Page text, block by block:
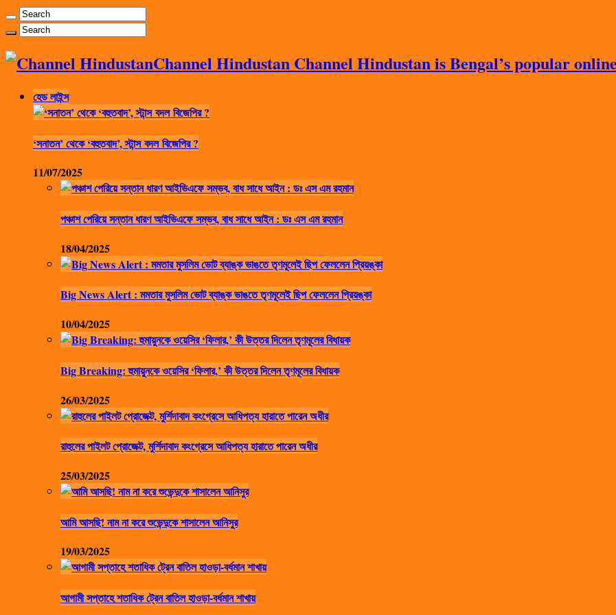
Channel Hindustan Channel Hindustan is Bengal’s popular
হেড লাইন্স
‘সনাতন’ থেকে ‘বহুতবাদ’, স্টান্স বদল বিজেপির ?
11/07/2025
পঞ্চাশ পেরিয়ে সন্তান ধারণ আইভিএফে সম্ভব, বাধ সাধে আইন : ডঃ এস এম রহমান
18/04/2025
Big News Alert : মমতার মুসলিম ভোট ব্যাঙ্ক ভাঙতে তৃণমূলেই ছিপ ফেললেন প্রিয়ঙ্কা
10/04/2025
Big Breaking: হুমায়ুনকে ওয়েসির ‘ফিলার,’ কী উত্তর দিলেন তৃণমূলের বিধায়ক
26/03/2025
রাহুলের পাইলট প্রোজেক্ট, মুর্শিদাবাদ কংগ্রেসে আধিপত্য হারাতে পারেন অধীর
25/03/2025
আমি আসছি! নাম না করে শুভেন্দুকে শাসালেন আনিসুর
19/03/2025
আগামী সপ্তাহে শতাধিক ট্রেন বাতিল হাওড়া-বর্ধমান শাখায়